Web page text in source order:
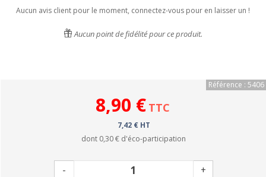
Aucun avis client pour le moment, connectez-vous pour en laisser un !
Aucun point de fidélité pour ce produit.
Référence : 5406
8,90 € TTC
7,42 € HT
dont 0,30 € d'éco-participation
- +